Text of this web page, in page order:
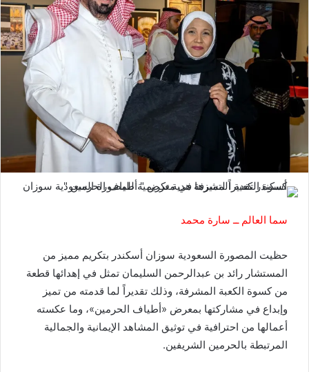
سما العالم ــ سارة محمد
حظيت المصورة السعودية سوزان أسكندر بتكريم مميز من
المستشار رائد بن عبدالرحمن السليمان تمثل في إهدائها قطعة
من كسوة الكعبة المشرفة، وذلك تقديراً لما قدمته من تميز
وإبداع في مشاركتها بمعرض «أطياف الحرمين»، وما عكسته
أعمالها من احترافية في توثيق المشاهد الإيمانية والجمالية
المرتبطة بالحرمين الشريفين.